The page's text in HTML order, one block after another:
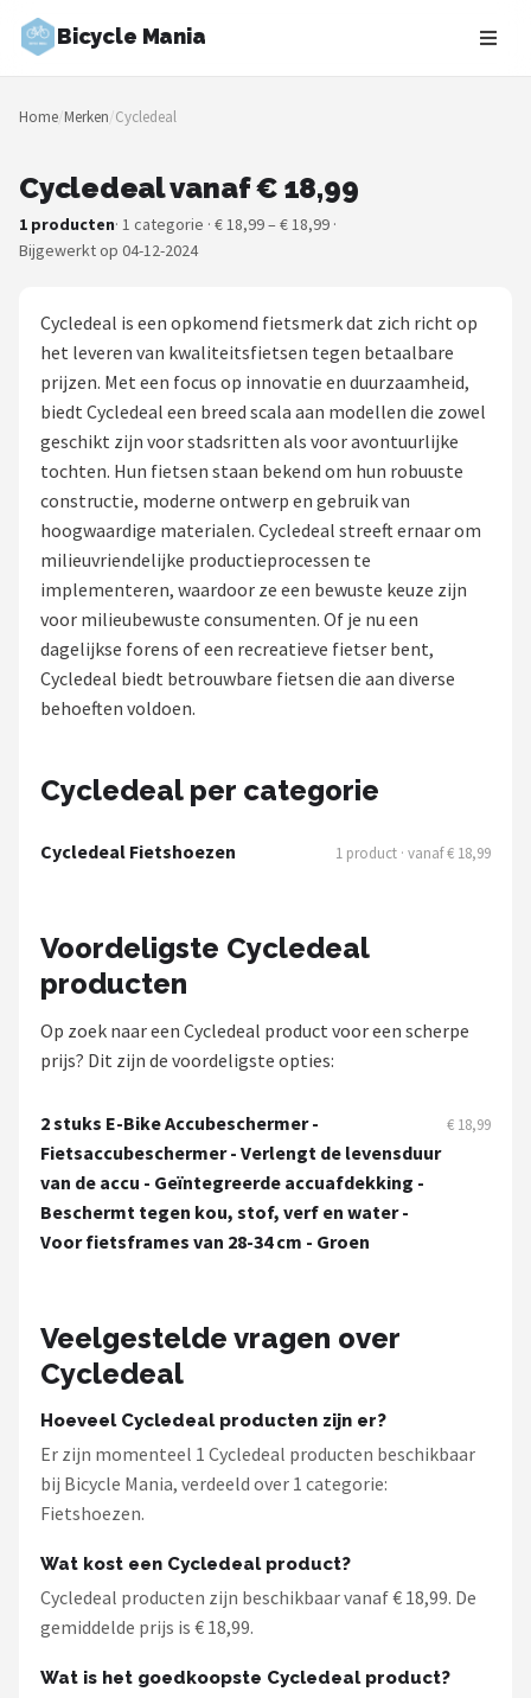
Bicycle Mania
Zoeken
NAVIGATIE
Merken
Fietsroutes
Kinderfietsen
Stadsfietsen
Elektrische fietsen
Mountainbikes
Shop
POPULAIRE MERKEN
Basil
Volare
New Looxs
Schwalbe
Voltano
Shimano
Cortina
Home/Merken/Cycledeal
Cycledeal vanaf € 18,99
1 producten· 1 categorie · € 18,99 – € 18,99 ·
Bijgewerkt op 04-12-2024
Cycledeal is een opkomend fietsmerk dat zich richt op
het leveren van kwaliteitsfietsen tegen betaalbare
prijzen. Met een focus op innovatie en duurzaamheid,
biedt Cycledeal een breed scala aan modellen die zowel
geschikt zijn voor stadsritten als voor avontuurlijke
tochten. Hun fietsen staan bekend om hun robuuste
constructie, moderne ontwerp en gebruik van
hoogwaardige materialen. Cycledeal streeft ernaar om
milieuvriendelijke productieprocessen te
implementeren, waardoor ze een bewuste keuze zijn
voor milieubewuste consumenten. Of je nu een
dagelijkse forens of een recreatieve fietser bent,
Cycledeal biedt betrouwbare fietsen die aan diverse
behoeften voldoen.
Cycledeal per categorie
Cycledeal Fietshoezen 1 product · vanaf € 18,99
Voordeligste Cycledeal
producten
Op zoek naar een Cycledeal product voor een scherpe
prijs? Dit zijn de voordeligste opties:
2 stuks E-Bike Accubeschermer -
Fietsaccubeschermer - Verlengt de levensduur
van de accu - Geïntegreerde accuafdekking -
Beschermt tegen kou, stof, verf en water -
Voor fietsframes van 28-34 cm - Groen
€ 18,99
Veelgestelde vragen over
Cycledeal
Hoeveel Cycledeal producten zijn er?
Er zijn momenteel 1 Cycledeal producten beschikbaar
bij Bicycle Mania, verdeeld over 1 categorie:
Fietshoezen.
Wat kost een Cycledeal product?
Cycledeal producten zijn beschikbaar vanaf € 18,99. De
gemiddelde prijs is € 18,99.
Wat is het goedkoopste Cycledeal product?